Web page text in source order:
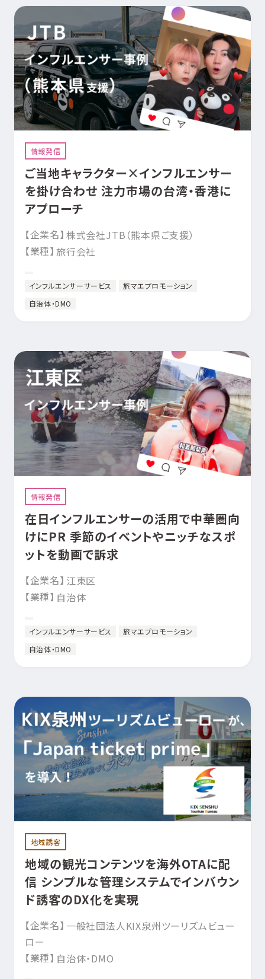
情報発信
ご当地キャラクター×インフルエンサー
を掛け合わせ 注力市場の台湾・香港に
アプローチ
【企業名】 株式会社JTB（熊本県ご支援）
【業種】 旅行会社
インフルエンサーサービス
旅マエプロモーション
自治体・DMO
情報発信
在日インフルエンサーの活用で中華圏向
けにPR 季節のイベントやニッチなスポ
ットを動画で訴求
【企業名】 江東区
【業種】 自治体
インフルエンサーサービス
旅マエプロモーション
自治体・DMO
地域誘客
地域の観光コンテンツを海外OTAに配
信 シンプルな管理システムでインバウン
ド誘客のDX化を実現
【企業名】 一般社団法人KIX泉州ツーリズムビュー
ロー
【業種】 自治体・DMO